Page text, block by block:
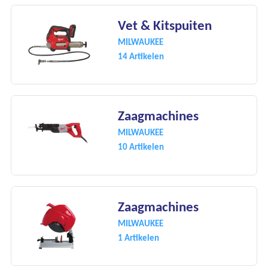
Vet & Kitspuiten
MILWAUKEE
14 Artikelen
Zaagmachines
MILWAUKEE
10 Artikelen
Zaagmachines
MILWAUKEE
1 Artikelen